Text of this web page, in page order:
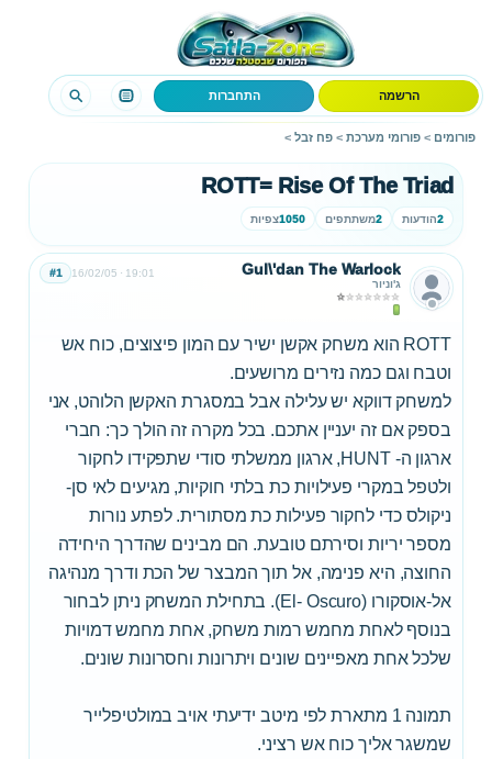
הרשמה התחברות
פורומים > פורומי מערכת > פח זבל >
ROTT= Rise Of The Triad
2הודעות 2משתתפים 1050צפיות
Gul\'dan The Warlock
ג'וניור
16/02/05 19:01
#1
ROTT הוא משחק אקשן ישיר עם המון פיצוצים, כוח אש
וטבח וגם כמה נזירים מרושעים.
למשחק דווקא יש עלילה אבל במסגרת האקשן הלוהט, אני
בספק אם זה יעניין אתכם. בכל מקרה זה הולך כך: חברי
ארגון ה- HUNT, ארגון ממשלתי סודי שתפקידו לחקור
ולטפל במקרי פעילויות כת בלתי חוקיות, מגיעים לאי סן-
ניקולס כדי לחקור פעילות כת מסתורית. לפתע נורות
מספר יריות וסירתם טובעת. הם מבינים שהדרך היחידה
החוצה, היא פנימה, אל תוך המבצר של הכת ודרך מנהיגה
אל-אוסקורו (El- Oscuro). בתחילת המשחק ניתן לבחור
בנוסף לאחת מחמש רמות משחק, אחת מחמש דמויות
שלכל אחת מאפיינים שונים ויתרונות וחסרונות שונים.
תמונה 1 מתארת לפי מיטב ידיעתי אויב במולטיפלייר
שמשגר אליך כוח אש רציני.